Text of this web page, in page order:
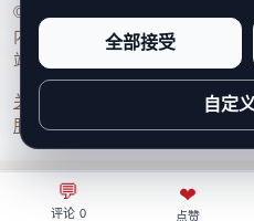
💬
评论 0
❤
点赞
© 2026 新欧洲·欧洲头条. All
内容透明度、联系方式与用户权
站点完整度。
关于我们 编辑规范日期
服务条款联系我们
全部接受
自定
⌂
首页
◎
关注